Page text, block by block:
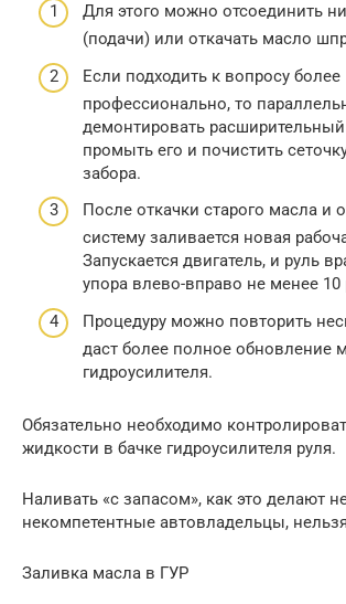
Для этого можно отсоединить
(подачи) или откачать масло
Если подходить к вопросу более
профессионально, то
демонтировать расширительный
промыть его и почистить
забора.
После откачки старого масла и
систему заливается новая
Запускается двигатель, и руль
упора влево-вправо не менее 10
Процедуру можно повторить
даст более полное обновление
гидроусилителя.
Обязательно необходимо
жидкости в бачке гидроусилителя руля.
Наливать «с запасом», как это делают
некомпетентные автовладельцы,
Заливка масла в ГУР